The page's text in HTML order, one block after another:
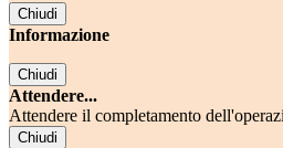
Chiudi
Informazione
Chiudi
Attendere...
Attendere il completamento
Chiudi